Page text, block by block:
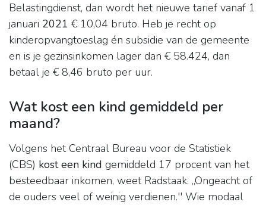
Belastingdienst, dan wordt het nieuwe tarief vanaf 1
januari 2021 € 10,04 bruto. Heb je recht op
kinderopvangtoeslag én subsidie van de gemeente
en is je gezinsinkomen lager dan € 58.424, dan
betaal je € 8,46 bruto per uur.
Wat kost een kind gemiddeld per
maand?
Volgens het Centraal Bureau voor de Statistiek
(CBS) kost een kind gemiddeld 17 procent van het
besteedbaar inkomen, weet Radstaak. ,,Ongeacht of
de ouders veel of weinig verdienen.'' Wie modaal